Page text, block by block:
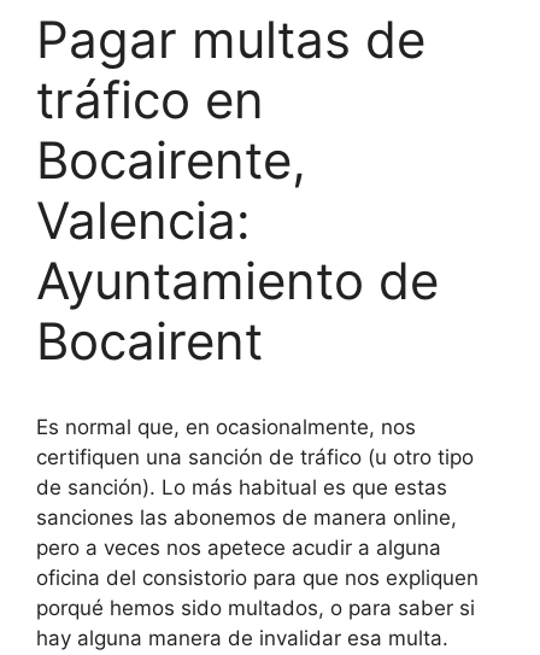
Pagar multas de
tráfico en
Bocairente,
Valencia:
Ayuntamiento de
Bocairent
Es normal que, en ocasionalmente, nos
certifiquen una sanción de tráfico (u otro tipo
de sanción). Lo más habitual es que estas
sanciones las abonemos de manera online,
pero a veces nos apetece acudir a alguna
oficina del consistorio para que nos expliquen
porqué hemos sido multados, o para saber si
hay alguna manera de invalidar esa multa.